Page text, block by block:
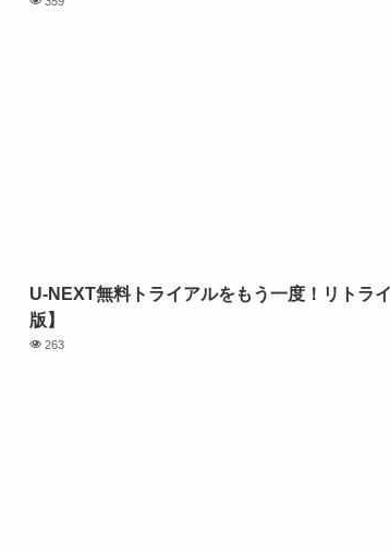
U-NEXT無料トライアルをもう一度！リトラ
版】
263